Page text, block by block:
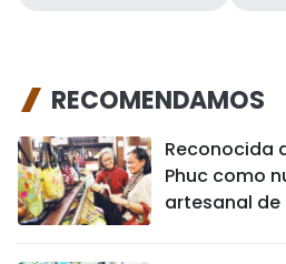
RECOMENDAMOS
Reconocida
Phuc como
artesanal de